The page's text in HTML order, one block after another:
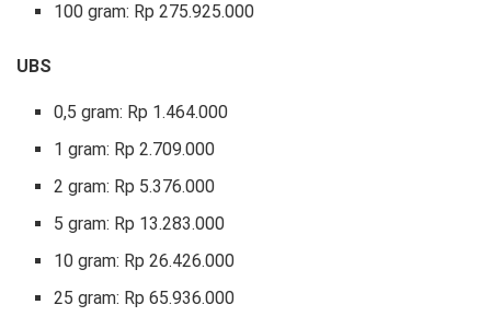
‎100 gram: Rp 275.925.000
UBS
0,5 gram: Rp 1.464.000‎
1 gram: Rp 2.709.000
‎2 gram: Rp 5.376.000‎
5 gram: Rp 13.283.000
10 gram: Rp 26.426.000‎
25 gram: Rp 65.936.000‎